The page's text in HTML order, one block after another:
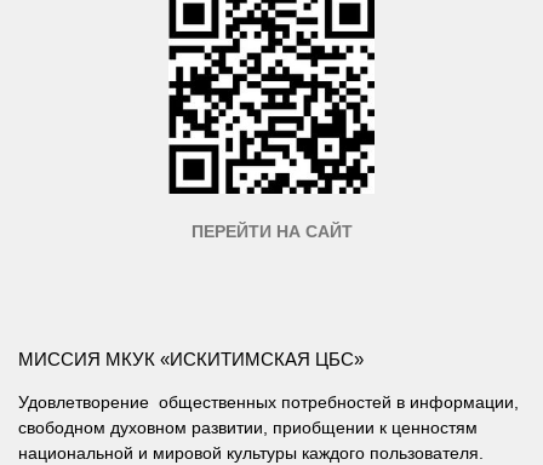
ПЕРЕЙТИ НА САЙТ
МИССИЯ МКУК «ИСКИТИМСКАЯ ЦБС»
Удовлетворение общественных потребностей в информации,
свободном духовном развитии, приобщении к ценностям
национальной и мировой культуры каждого пользователя.